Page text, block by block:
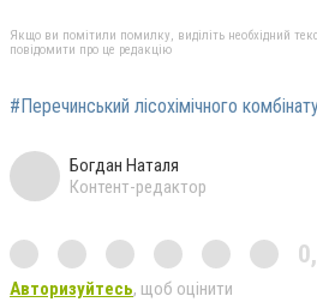
Якщо ви помітили помилку, виділіть необхідний
повідомити про це редакцію
#Перечинський лісохімічного
Богдан Наталя
Контент-редактор
Авторизуйтесь, щоб оцінити